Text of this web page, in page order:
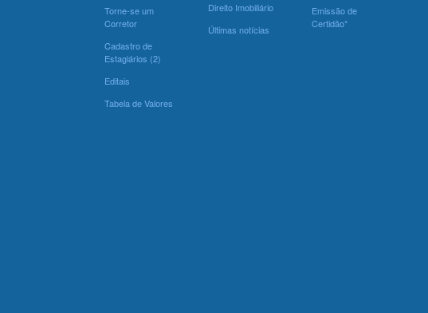
Torne-se um
Corretor
Cadastro de
Estagiários (2)
Editais
Tabela de Valores
Direito Imobiliário
Últimas notícias
Emissão de
Certidão*